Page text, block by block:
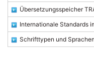
Übersetzungsspeicher
Internationale Standards
Schrifttypen und Sprachen